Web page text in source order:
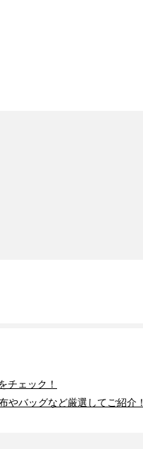
チェック！
やバッグなど厳選してご紹介！